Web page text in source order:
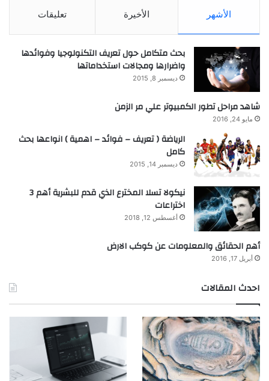
الأشهر الأخيرة تعليقات
بحث متكامل حول تعريف التكنولوجيا وفوائدها
واضرارها ومجالات استخداماتها
ديسمبر 8, 2015
شاهد مراحل تطور الكمبيوتر علي مر الزمن
مايو 24, 2016
الرياضة ( تعريف – فوائد – اهمية ) انواعها بحث
كامل
ديسمبر 14, 2015
نيكولا تسلا المخترع الذي قدم للبشرية أهم 3
اختراعات
أغسطس 12, 2018
أهم الحقائق والمعلومات عن كوكب الارض
أبريل 17, 2016
احدث المقالات